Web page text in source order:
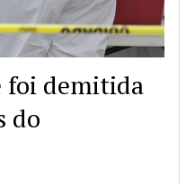
foi demitida
do